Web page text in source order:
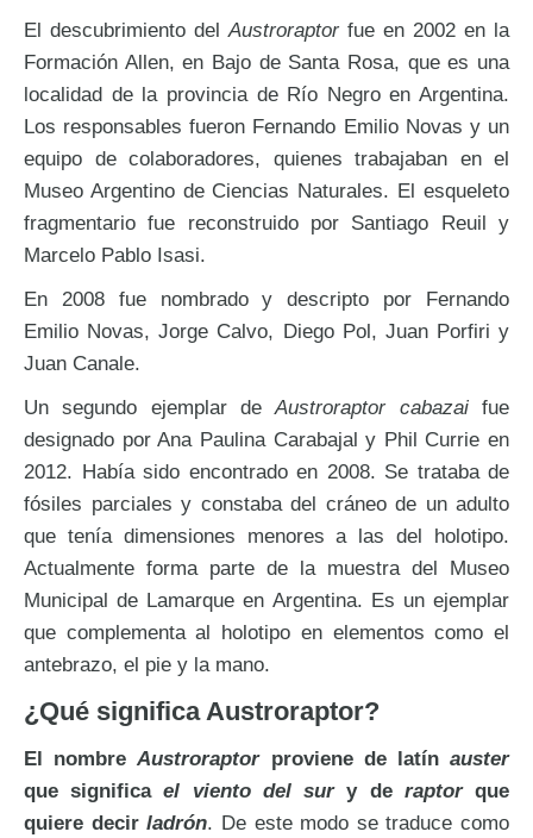
El descubrimiento delAustroraptor fue en 2002 en la
Formación Allen, en Bajo de Santa Rosa, que es una
localidad de la provincia de Río Negro en Argentina.
Los responsables fueron Fernando Emilio Novas y un
equipo de colaboradores, quienes trabajaban en el
Museo Argentino de Ciencias Naturales. El esqueleto
fragmentario fue reconstruido por Santiago Reuil y
Marcelo Pablo Isasi.
En 2008 fue nombrado y descripto por Fernando
Emilio Novas, Jorge Calvo, Diego Pol, Juan Porfiri y
Juan Canale.
Un segundo ejemplar deAustroraptor cabazaifue
designado por Ana Paulina Carabajal y Phil Currie en
2012. Había sido encontrado en 2008. Se trataba de
fósiles parciales y constaba del cráneo de un adulto
que tenía dimensiones menores a las del holotipo.
Actualmente forma parte de la muestra del Museo
Municipal de Lamarque en Argentina. Es un ejemplar
que complementa al holotipo en elementos como el
antebrazo, el pie y la mano.
¿Qué significa Austroraptor?
El nombreAustroraptor proviene de latínauster
que significael viento del sury de raptorque
quiere decirladrón. De este modo se traduce como